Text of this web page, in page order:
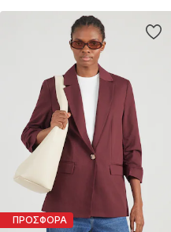
ΠΡΟΣΦΟΡΑ